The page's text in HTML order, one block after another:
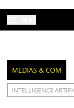
MEDIAS & COM
INTELLIGENCE